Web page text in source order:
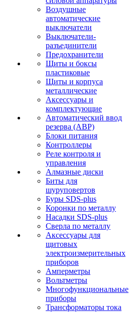
Воздушные
автоматические
выключатели
Выключатели-
разъединители
Предохранители
Щиты и боксы
пластиковые
Щиты и корпуса
металлические
Аксессуары и
комплектующие
Автоматический ввод
резерва (АВР)
Блоки питания
Контроллеры
Реле контроля и
управления
Алмазные диски
Биты для
шуруповертов
Буры SDS-plus
Коронки по металлу
Насадки SDS-plus
Сверла по металлу
Аксессуары для
щитовых
электроизмерительных
приборов
Амперметры
Вольтметры
Многофункциональные
приборы
Трансформаторы тока